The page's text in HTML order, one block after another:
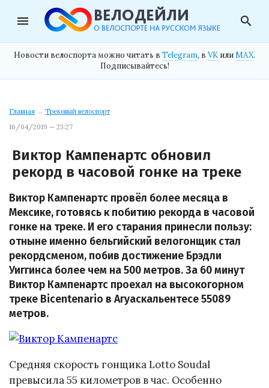
menu search
Новости велоспорта можно читать в Telegram, в VK илиMAX.
Подписывайтесь!
Главная → Трековый велоспорт
16/04/2019 — 23:27
Виктор Кампенартс обновил
рекорд в часовой гонке на треке
Виктор Кампенартс провёл более месяца в
Мексике, готовясь к побитию рекорда в часовой
гонке на треке. И его старания принесли пользу:
отныне именно бельгийский велогонщик стал
рекордсменом, побив достижение Брэдли
Уиггинса более чем на 500 метров. За 60 минут
Виктор Кампенартс проехал на высокогорном
треке Bicentenario в Агуаскальентесе 55089
метров.
Средняя скорость гонщика Lotto Soudal
превысила 55 километров в час. Особенно